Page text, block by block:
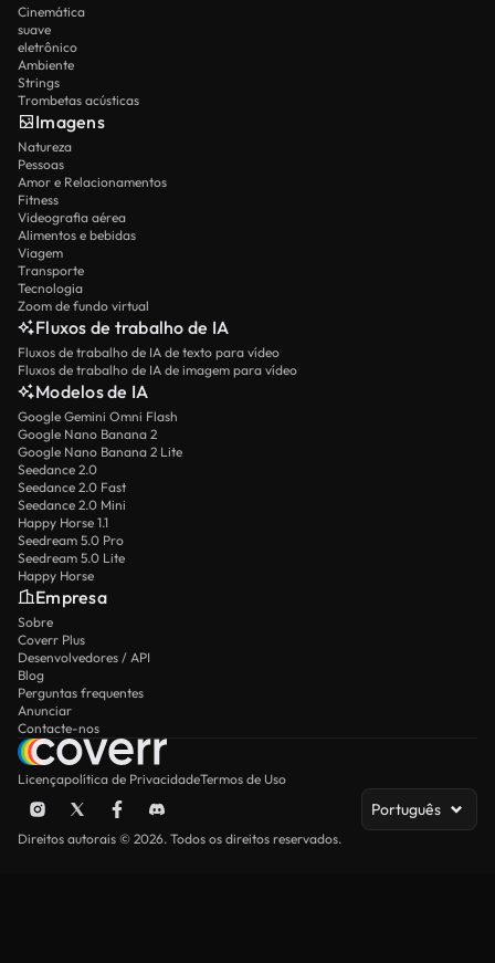
Cinemática
suave
eletrônico
Ambiente
Strings
Trombetas acústicas
Imagens
Natureza
Pessoas
Amor e Relacionamentos
Fitness
Videografia aérea
Alimentos e bebidas
Viagem
Transporte
Tecnologia
Zoom de fundo virtual
Fluxos de trabalho de IA
Fluxos de trabalho de IA de texto para vídeo
Fluxos de trabalho de IA de imagem para vídeo
Modelos de IA
Google Gemini Omni Flash
Google Nano Banana 2
Google Nano Banana 2 Lite
Seedance 2.0
Seedance 2.0 Fast
Seedance 2.0 Mini
Happy Horse 1.1
Seedream 5.0 Pro
Seedream 5.0 Lite
Happy Horse
Empresa
Sobre
Coverr Plus
Desenvolvedores / API
Blog
Perguntas frequentes
Anunciar
Contacte-nos
Licençapolítica de PrivacidadeTermos de Uso
Português
Direitos autorais © 2026. Todos os direitos reservados.